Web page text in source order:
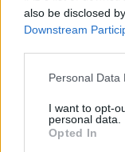
also be disclosed
Downstream
Personal Data
I want to opt-
personal data.
Opted In
Martina Kaňková.
pronásledovali